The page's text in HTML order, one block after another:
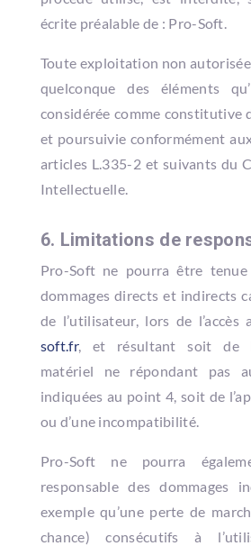
écrite préalable de : Pro-Soft.
Toute exploitation non autorisée
quelconque des éléments
considérée comme constitutive
et poursuivie conformément
articles L.335-2 et suivants du
Intellectuelle.
6. Limitations de
Pro-Soft ne pourra être tenue
dommages directs et indirects
de l’utilisateur, lors de l’accès
soft.fr, et résultant soit de
matériel ne répondant pas
indiquées au point 4, soit de
ou d’une incompatibilité.
Pro-Soft ne pourra
responsable des dommages
exemple qu’une perte de
chance) consécutifs à